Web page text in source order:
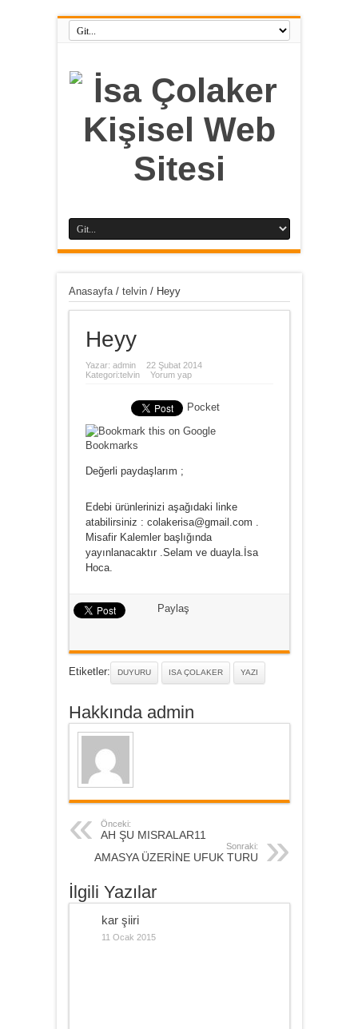
Anasayfa/ telvin/ Heyy
Heyy
Yazar: admin
22 Şubat 2014
Kategori:telvin Yorum yap
Pocket
Değerli paydaşlarım ;
Edebi ürünlerinizi aşağıdaki linke
atabilirsiniz : colakerisa@gmail.com .
Misafir Kalemler başlığında
yayınlanacaktır .Selam ve duayla.İsa
Hoca.
Paylaş
Etiketler: DUYURU ISA ÇOLAKER YAZI
Hakkında admin
Önceki:
AH ŞU MISRALAR11
Sonraki:
AMASYA ÜZERİNE UFUK TURU
İlgili Yazılar
kar şiiri
11 Ocak 2015